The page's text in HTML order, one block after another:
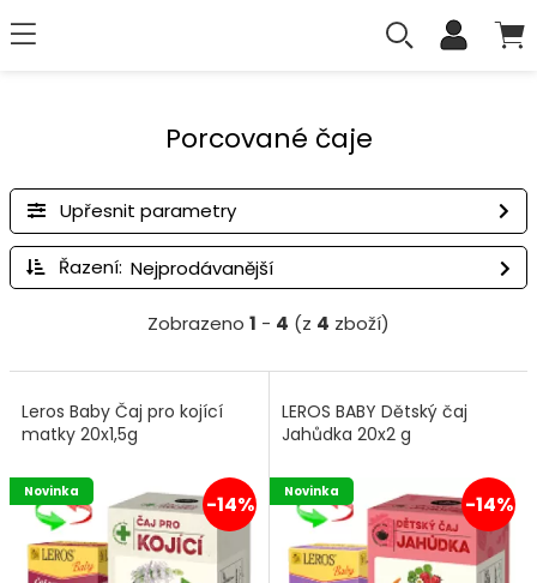
Porcované čaje
Upřesnit parametry
Řazení:
Zobrazeno 1 - 4 (z 4 zboží)
Leros Baby Čaj pro kojící
matky 20x1,5g
-14%
Novinka
LEROS BABY Dětský čaj
Jahůdka 20x2 g
-14%
Novinka